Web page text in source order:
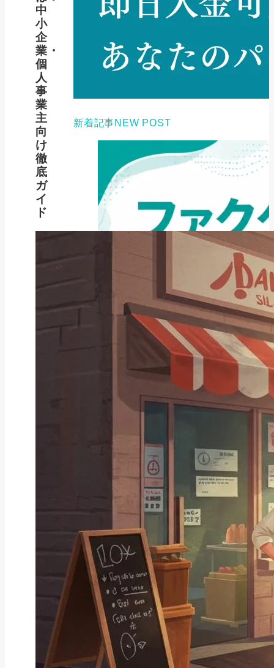
中
小
企
業・
個
人
事
業
主
向
け
徹
底
ガ
イ
ド
新着記事NEW POST
ファクタリング
ファクタリングとは？仕組み・メ
リット・注意点と...
2026年8月6日